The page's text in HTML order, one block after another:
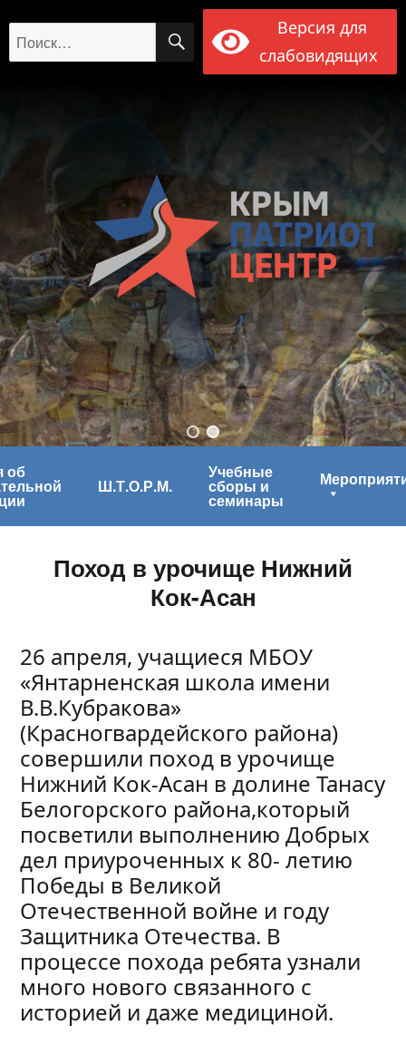
Искать: ПОИСК
Версия для
слабовидящих
об
Ш.Т.О.Р.М.
Учебные
сборы и
семинары
Поход в урочище Нижний
Кок-Асан
26 апреля, учащиеся МБОУ
«Янтарненская школа имени
В.В.Кубракова»
(Красногвардейского района)
совершили поход в урочище
Нижний Кок-Асан в долине Танасу
Белогорского района,который
посветили выполнению Добрых
дел приуроченных к 80- летию
Победы в Великой
Отечественной войне и году
Защитника Отечества. В
процессе похода ребята узнали
много нового связанного с
историей и даже медициной.